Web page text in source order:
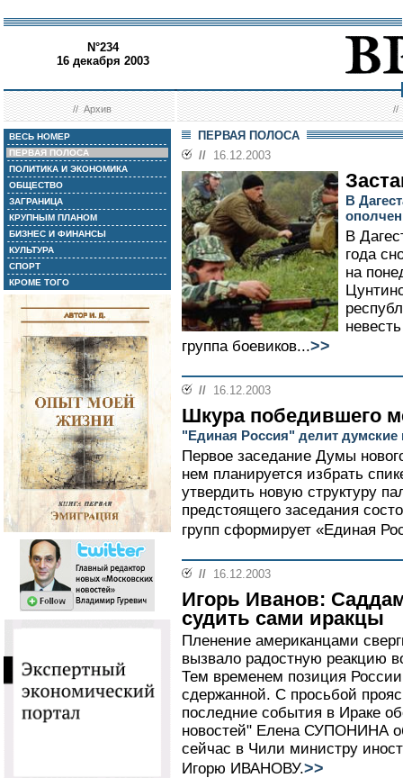
N°234
16 декабря 2003
//Архив //
ВЕСЬ НОМЕР
ПЕРВАЯ ПОЛОСА
ПОЛИТИКА И ЭКОНОМИКА
ОБЩЕСТВО
ЗАГРАНИЦА
КРУПНЫМ ПЛАНОМ
БИЗНЕС И ФИНАНСЫ
КУЛЬТУРА
СПОРТ
КРОМЕ ТОГО
ПЕРВАЯ ПОЛОСА
// 16.12.2003
В
В
года
на
группа боевиков...>>
// 16.12.2003
Шкура победившего
"Единая Россия" делит думские
Первое заседание Думы
нем планируется избрать
утвердить новую структуру
предстоящего заседания
групп сформирует «Единая
// 16.12.2003
Игорь Иванов:
судить сами иракцы
Пленение американцами
вызвало радостную реакцию
Тем временем позиция
сдержанной. С просьбой
последние события в Ираке
новостей" Елена СУПОНИНА
сейчас в Чили министру
Игорю ИВАНОВУ.>>